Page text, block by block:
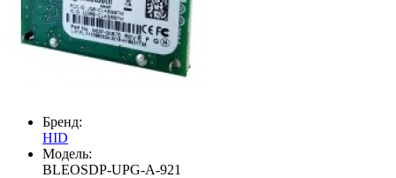
Бренд:
HID
Модель:
BLEOSDP-UPG-A-921